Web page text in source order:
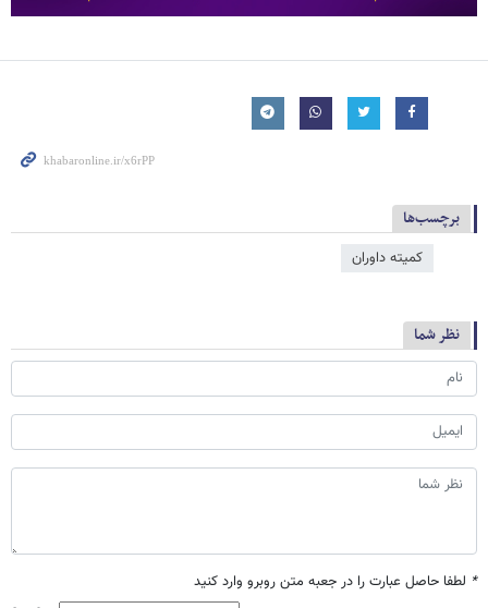
برچسب‌ها
کمیته داوران
نظر شما
* لطفا حاصل عبارت را در جعبه متن روبرو وارد کنید